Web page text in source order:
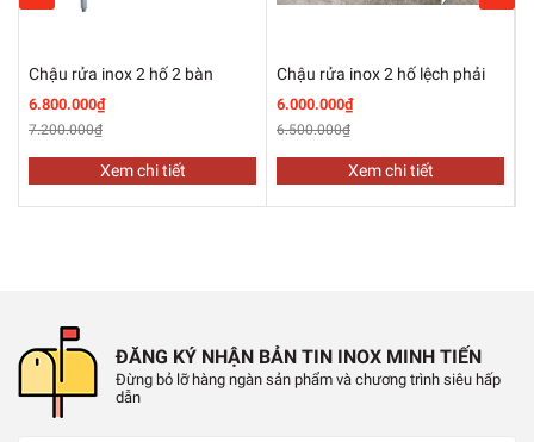
Chậu rửa inox 2 hố 2 bàn
6.800.000₫
7.200.000₫
Xem chi tiết
Chậu rửa inox 2 hố lệch phải
6.000.000₫
6.500.000₫
Xem chi tiết
ĐĂNG KÝ NHẬN BẢN TIN INOX MINH TIẾN
Đừng bỏ lỡ hàng ngàn sản phẩm và chương trình siêu hấp
dẫn